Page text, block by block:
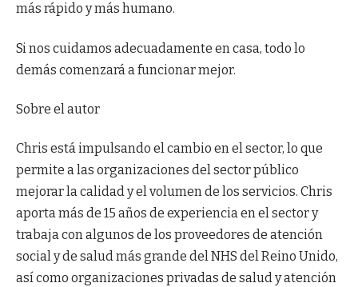
más rápido y más humano.
Si nos cuidamos adecuadamente en casa, todo lo
demás comenzará a funcionar mejor.
Sobre el autor
Chris está impulsando el cambio en el sector, lo que
permite a las organizaciones del sector público
mejorar la calidad y el volumen de los servicios. Chris
aporta más de 15 años de experiencia en el sector y
trabaja con algunos de los proveedores de atención
social y de salud más grande del NHS del Reino Unido,
así como organizaciones privadas de salud y atención